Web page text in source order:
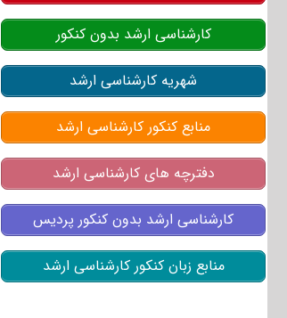
کارشناسی ارشد بدون کنکور
شهریه کارشناسی ارشد
منابع کنکور کارشناسی ارشد
دفترچه های کارشناسی ارشد
کارشناسی ارشد بدون کنکور پردیس
منابع زبان کنکور کارشناسی ارشد